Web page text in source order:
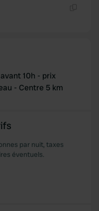
10h - prix
- Centre 5 km
par nuit, taxes
éventuels.